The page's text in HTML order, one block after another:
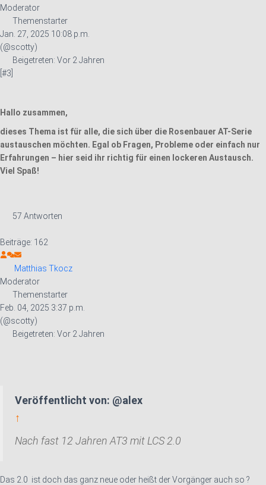
Moderator
Themenstarter
Jan. 27, 2025 10:08 p.m.
(@scotty)
Beigetreten: Vor 2 Jahren
[#3]
Hallo zusammen,
dieses Thema ist für alle, die sich über die Rosenbauer AT-Serie
austauschen möchten. Egal ob Fragen, Probleme oder einfach nur
Erfahrungen – hier seid ihr richtig für einen lockeren Austausch.
Viel Spaß!
57 Antworten
Beiträge: 162
Matthias Tkocz
Moderator
Themenstarter
Feb. 04, 2025 3:37 p.m.
(@scotty)
Beigetreten: Vor 2 Jahren
Veröffentlicht von: @alex
↑
Nach fast 12 Jahren AT3 mit LCS 2.0
Das 2.0 ist doch das ganz neue oder heißt der Vorgänger auch so ?